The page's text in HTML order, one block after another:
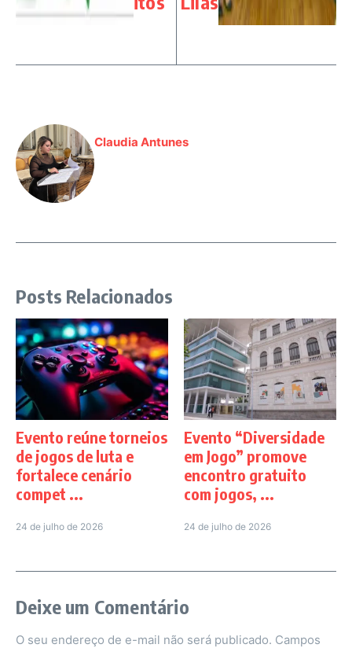
Claudia Antunes
Posts Relacionados
Evento reúne torneios
de jogos de luta e
fortalece cenário
compet ...
24 de julho de 2026
Evento “Diversidade
em Jogo” promove
encontro gratuito
com jogos, ...
24 de julho de 2026
Deixe um Comentário
O seu endereço de e-mail não será publicado. Campos